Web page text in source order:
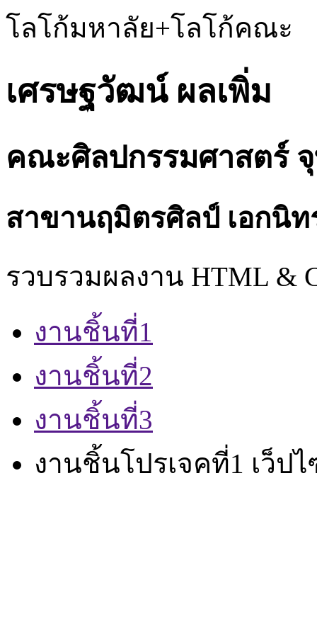
โลโก้มหาลัย+โลโก้คณะ
เศรษฐวัฒน์ ผลเพิ่ม
คณะศิลปกรรมศาสตร์
สาขานฤมิตรศิลป์ เอกนิ
รวบรวมผลงาน HTML &
งานชิ้นที่1
งานชิ้นที่2
งานชิ้นที่3
งานชิ้นโปรเจคที่1 เว็ปไ